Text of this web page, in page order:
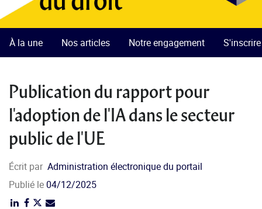
À la une Nos articles Notre engagement
Publication du rapport pour
l'adoption de l'IA dans le secteur
public de l'UE
Écrit par Administration électronique du portail
Publié le04/12/2025